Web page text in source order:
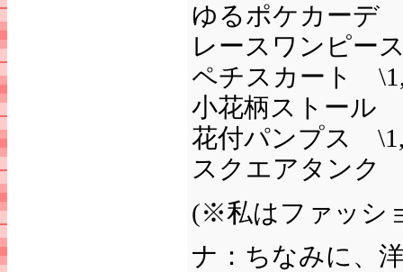
ゆるポケカーデ
レースワンピー
ペチスカート
小花柄ストール
花付パンプス
スクエアタンク
(※私はファッシ
ナ：ちなみに、